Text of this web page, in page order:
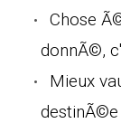
Chose
donnÃ©,
Mieux
destinÃ©e